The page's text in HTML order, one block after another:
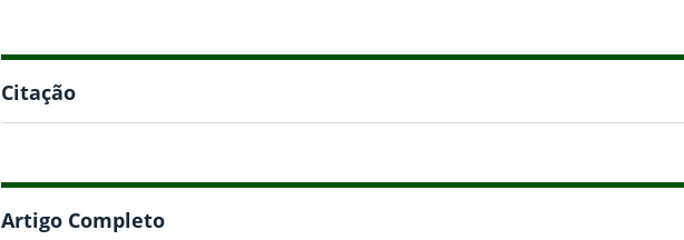
Citação
Artigo Completo